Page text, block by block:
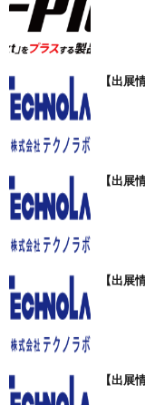
【出展
【出展
【出展
【出展